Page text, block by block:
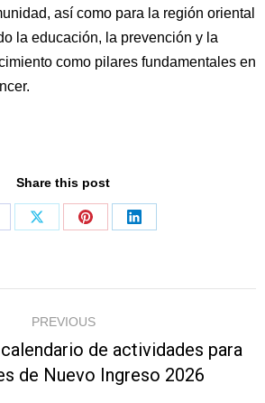
así como para la región oriental
la educación, la prevención y la
como pilares fundamentales en
Share this post
Share
Share
Share
PREVIOUS
post:
de actividades para
de Nuevo Ingreso 2026